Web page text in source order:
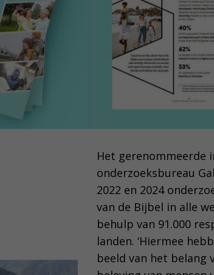
Het gerenommeerde
onderzoeksbureau
2022 en 2024
van de Bijbel in alle
behulp van 91.000
landen. ‘Hiermee
beeld van het belang